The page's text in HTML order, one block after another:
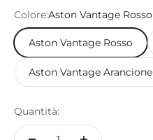
Colore:Aston Vantage Rosso
Aston Vantage Rosso
Aston Vantage Arancione
Quantità: